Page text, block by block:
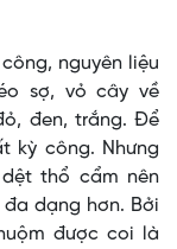
nguyên liệu
sợ, vỏ cây về
đen, trắng. Để
kỳ công. Nhưng
thổ cẩm nên
dạng hơn. Bởi
được coi là